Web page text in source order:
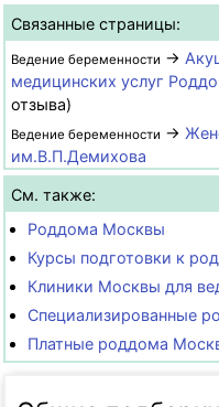
Связанные страницы:
Ведение беременности →
медицинских услуг
отзыва)
Ведение беременности →
им.В.П.Демихова
См. также:
Роддома Москвы
Курсы подготовки к
Клиники Москвы для
Специализированные
Платные роддома